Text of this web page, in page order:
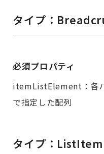
タイプ：
必須プロパティ
itemListElement：各
で指定した配列
タイプ：ListItem